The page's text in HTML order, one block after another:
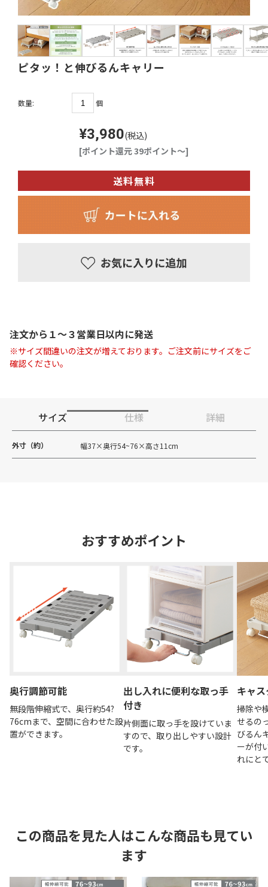
ピタッ！と伸びるんキャリー
¥3,980(税込)
[ポイント還元 39ポイント～]
数量: 個
注文から１〜３営業日以内に発送
※サイズ間違いの注文が増えております。ご注文前にサイズをご
確認ください。
サイズ 仕様 詳細
外寸（約） 幅37×奥行54~76×高さ11cm
おすすめポイント
奥行調節可能
無段階伸縮式で、奥行約54?
76cmまで、空間に合わせた設
置ができます。
出し入れに便利な取っ手
付き
片側面に取っ手を設けていま
すので、取り出しやすい設計
です。
キャ
掃除や
せるの
びるん
ーが付
れにと
この商品を見た人はこんな商品も見てい
ます